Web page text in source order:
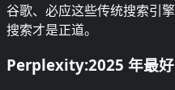
谷歌、必应这些传统搜索引
搜索才是正道。
Perplexity:2025 年最